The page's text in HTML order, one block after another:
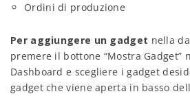
Ordini di produzione
Per aggiungere un gadget nella
premere il bottone “Mostra Gadget”
Dashboard e scegliere i gadget
gadget che viene aperta in basso